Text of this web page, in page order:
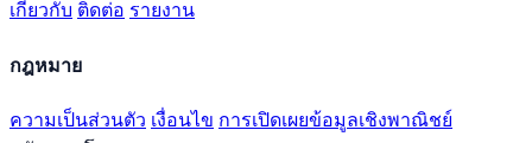
เกี่ยวกับ ติดต่อ รายงาน
กฎหมาย
ความเป็นส่วนตัว เงื่อนไข การเปิดเผยข้อมูลเชิงพาณิชย์